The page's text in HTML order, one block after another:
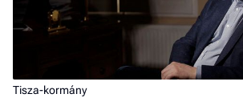
Tisza-kormány